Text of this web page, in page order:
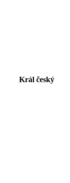
Král český